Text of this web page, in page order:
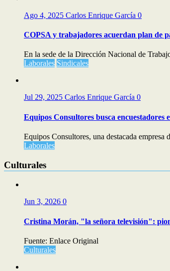
Ago 4, 2025 Carlos Enrique García 0
COPSA y trabajadores acuerdan plan de
En la sede de la Dirección Nacional de
Laborales Sindicales
Jul 29, 2025 Carlos Enrique García 0
Equipos Consultores busca encuestadores
Equipos Consultores, una destacada
Laborales
Culturales
Jun 3, 2026 0
Cristina Morán, "la señora televisión":
Fuente: Enlace Original
Culturales